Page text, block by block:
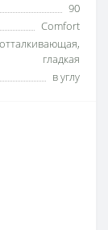
90
Comfort
гладкая
в углу